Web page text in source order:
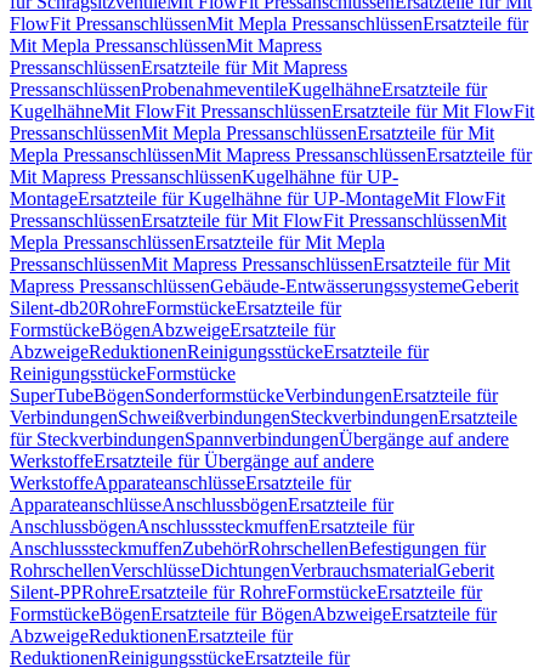
FlowFit PressanschlüssenMit Mepla PressanschlüssenErsatzteile für
Mit Mepla PressanschlüssenMit Mapress
PressanschlüssenErsatzteile für Mit Mapress
PressanschlüssenProbenahmeventileKugelhähneErsatzteile für
KugelhähneMit FlowFit PressanschlüssenErsatzteile für Mit FlowFit
PressanschlüssenMit Mepla PressanschlüssenErsatzteile für Mit
Mepla PressanschlüssenMit Mapress PressanschlüssenErsatzteile für
Mit Mapress PressanschlüssenKugelhähne für UP-
MontageErsatzteile für Kugelhähne für UP-MontageMit FlowFit
PressanschlüssenErsatzteile für Mit FlowFit PressanschlüssenMit
Mepla PressanschlüssenErsatzteile für Mit Mepla
PressanschlüssenMit Mapress PressanschlüssenErsatzteile für Mit
Mapress PressanschlüssenGebäude-EntwässerungssystemeGeberit
Silent-db20RohreFormstückeErsatzteile für
FormstückeBögenAbzweigeErsatzteile für
AbzweigeReduktionenReinigungsstückeErsatzteile für
ReinigungsstückeFormstücke
SuperTubeBögenSonderformstückeVerbindungenErsatzteile für
VerbindungenSchweißverbindungenSteckverbindungenErsatzteile
für SteckverbindungenSpannverbindungenÜbergänge auf andere
WerkstoffeErsatzteile für Übergänge auf andere
WerkstoffeApparateanschlüsseErsatzteile für
ApparateanschlüsseAnschlussbögenErsatzteile für
AnschlussbögenAnschlusssteckmuffenErsatzteile für
AnschlusssteckmuffenZubehörRohrschellenBefestigungen für
RohrschellenVerschlüsseDichtungenVerbrauchsmaterialGeberit
Silent-PPRohreErsatzteile für RohreFormstückeErsatzteile für
FormstückeBögenErsatzteile für BögenAbzweigeErsatzteile für
AbzweigeReduktionenErsatzteile für
ReduktionenReinigungsstückeErsatzteile für